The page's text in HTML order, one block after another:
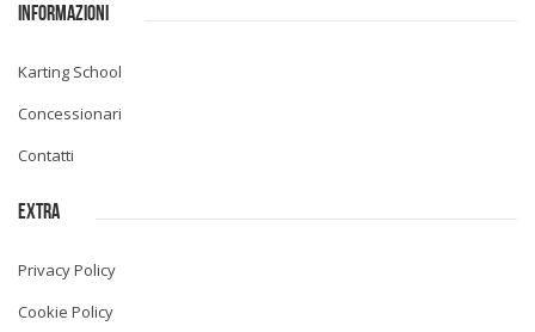
INFORMAZIONI
Karting School
Concessionari
Contatti
EXTRA
Privacy Policy
Cookie Policy